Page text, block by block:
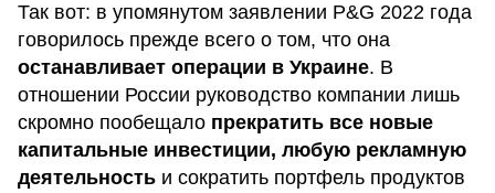
Так вот: в упомянутом заявлении P&G 2022 года
говорилось прежде всего о том, что она
останавливает операции в Украине. В
отношении России руководство компании лишь
скромно пообещало прекратить все новые
капитальные инвестиции, любую рекламную
деятельность и сократить портфель продуктов